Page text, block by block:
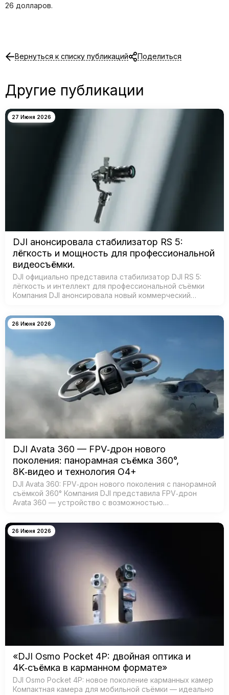
26 долларов.
Вернуться к списку публикаций Поделиться
Другие публикации
27 Июня 2026
DJI анонсировала стабилизатор RS 5:
лёгкость и мощность для профессиональной
видеосъёмки.
DJI официально представила стабилизатор DJI RS 5:
лёгкость и интеллект для профессиональной съёмки
Компания DJI анонсировала новый коммерческий
масштабным обновлением ключевых систе…
26 Июня 2026
DJI Avata 360 — FPV‑дрон нового
поколения: панорамная съёмка 360°,
8K‑видео и технология O4+
DJI Avata 360: FPV‑дрон нового поколения с панорамной
съёмкой 360° Компания DJI представила FPV‑дрон
Avata 360 — устройство с возможностью
иммерсивных видео. Модель создана для:…
26 Июня 2026
«DJI Osmo Pocket 4P: двойная оптика и
4K‑съёмка в карманном формате»
DJI Osmo Pocket 4P: новое поколение карманных камер
Компактная камера для мобильной съёмки — идеально